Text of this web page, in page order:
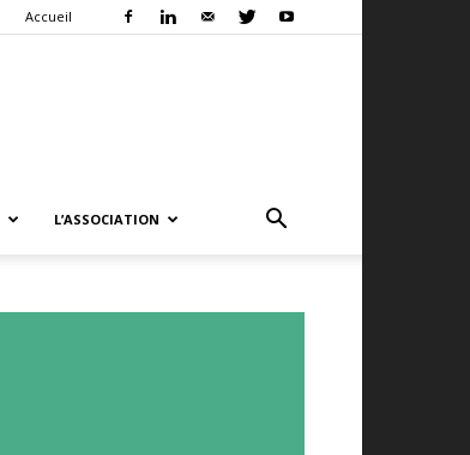
Accueil
L’ASSOCIATION